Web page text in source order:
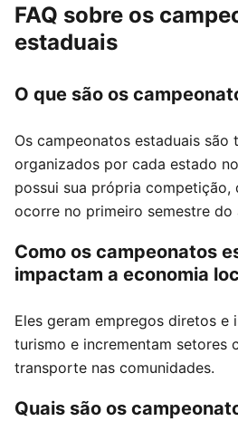
FAQ sobre os
estaduais
O que são os
Os campeonatos estaduais
organizados por cada estado
possui sua própria competição,
ocorre no primeiro semestre do
Como os campeonatos
impactam a economia
Eles geram empregos diretos
turismo e incrementam setores
transporte nas comunidades.
Quais são os